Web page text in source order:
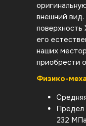
внешний
поверхность
его
наших
приобрести
Физико-
Предел
232 МПа